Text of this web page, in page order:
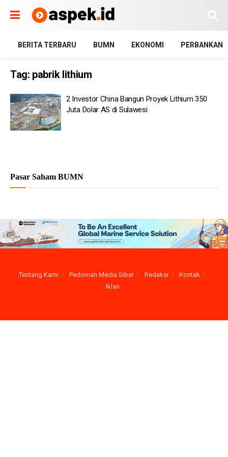
BERITA TERBARU BUMN EKONOMI PERBANKAN
Tag: pabrik lithium
2 Investor China Bangun Proyek Lithium 350
Juta Dolar AS di Sulawesi
Pasar Saham BUMN
Tentang Kami Pedoman Media Siber Redaksi
Kontak
Iklan